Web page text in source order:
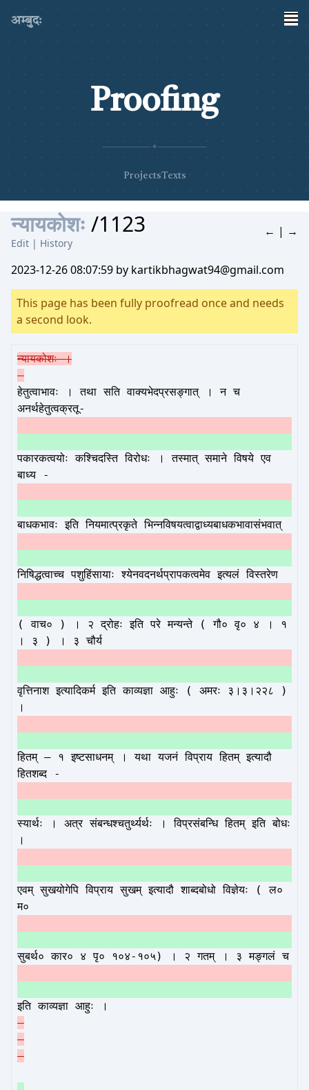
अम्बुदः
Proofing
✦
ProjectsTexts
न्यायकोशः /1123
Edit | History
← | →
2023-12-26 08:07:59 by kartikbhagwat94@gmail.com
This page has been fully proofread once and needs
a second look.
न्यायकोशः ।
हेतुत्वाभावः । तथा सति वाक्यभेदप्रसङ्गात् । न च
अनर्थहेतुत्वक्रतू-
पकारकत्वयोः कश्चिदस्ति विरोधः । तस्मात् समाने विषये एव
बाध्य -
बाधकभावः इति नियमात्प्रकृते भिन्नविषयत्वाद्वाध्यबाधकभावासंभवात्
निषिद्धत्वाच्च पशुहिंसायाः श्येनवदनर्थप्रापकत्वमेव इत्यलं विस्तरेण
( वाच० ) । २ द्रोहः इति परे मन्यन्ते ( गौ० वृ० ४ । १
। ३ ) । ३ चौर्य
वृत्तिनाश इत्यादिकर्म इति काव्यज्ञा आहुः ( अमरः ३।३।२२८ )
।
हितम् – १ इष्टसाधनम् । यथा यजनं विप्राय हितम् इत्यादौ
हितशब्द -
स्यार्थः । अत्र संबन्धश्चतुर्थ्यर्थः । विप्रसंबन्धि हितम् इति बोधः
।
एवम् सुखयोगेपि विप्राय सुखम् इत्यादौ शाब्दबोधो विज्ञेयः ( ल०
म०
सुबर्थ० कार० ४ पृ० १०४-१०५) । २ गतम् । ३ मङ्गलं च
इति काव्यज्ञा आहुः ।
-